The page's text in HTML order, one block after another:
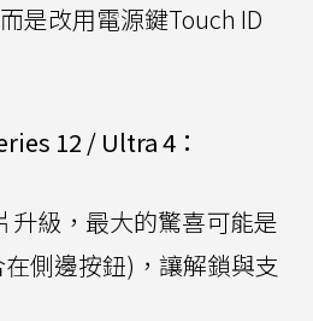
是改用電源鍵Touch ID
12 / Ultra 4：
升級，最大的驚喜可能是
側邊按鈕)，讓解鎖與支